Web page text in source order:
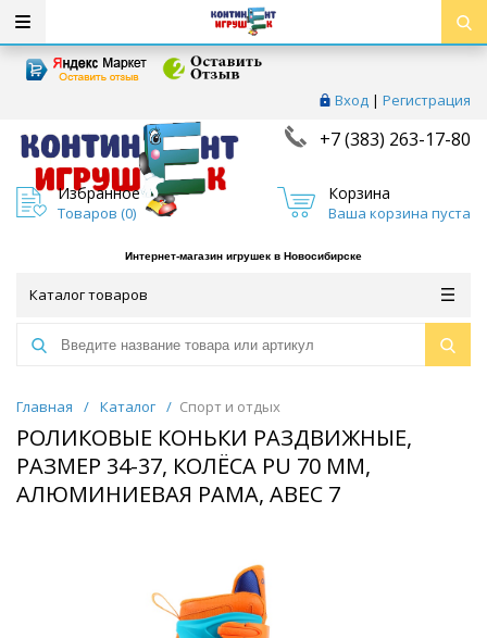
Вход | Регистрация
+7 (383) 263-17-80
Избранное
Товаров (0)
Корзина
Ваша корзина пуста
Интернет-магазин игрушек в Новосибирске
Каталог товаров
Главная / Каталог / Спорт и отдых
РОЛИКОВЫЕ КОНЬКИ РАЗДВИЖНЫЕ,
РАЗМЕР 34-37, КОЛЁСА PU 70 ММ,
АЛЮМИНИЕВАЯ РАМА, ABEC 7